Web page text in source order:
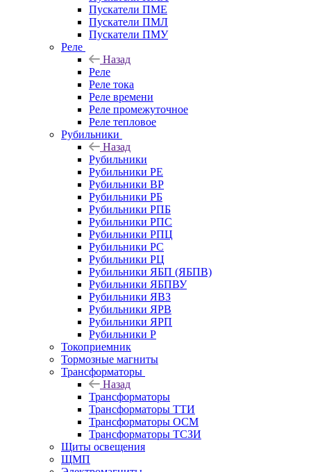
Пускатели ПМЕ
Пускатели ПМЛ
Пускатели ПМУ
Реле
Назад
Реле
Реле тока
Реле времени
Реле промежуточное
Реле тепловое
Рубильники
Назад
Рубильники
Рубильники РЕ
Рубильники ВР
Рубильники РБ
Рубильники РПБ
Рубильники РПС
Рубильники РПЦ
Рубильники РС
Рубильники РЦ
Рубильники ЯБП (ЯБПВ)
Рубильники ЯБПВУ
Рубильники ЯВЗ
Рубильники ЯРВ
Рубильники ЯРП
Рубильники Р
Токоприемник
Тормозные магниты
Трансформаторы
Назад
Трансформаторы
Трансформаторы ТТИ
Трансформаторы ОСМ
Трансформаторы ТСЗИ
Щиты освещения
ЩМП